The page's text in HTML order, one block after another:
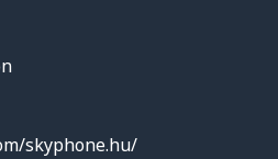
skyphone.hu/